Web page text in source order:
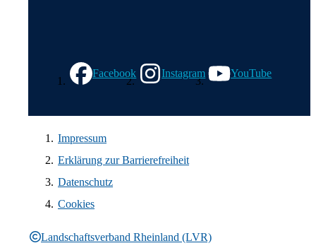
Facebook
Instagram YouTube
Landschaftsverband Rheinland (LVR)
Impressum
Erklärung zur Barrierefreiheit
Datenschutz
Cookies